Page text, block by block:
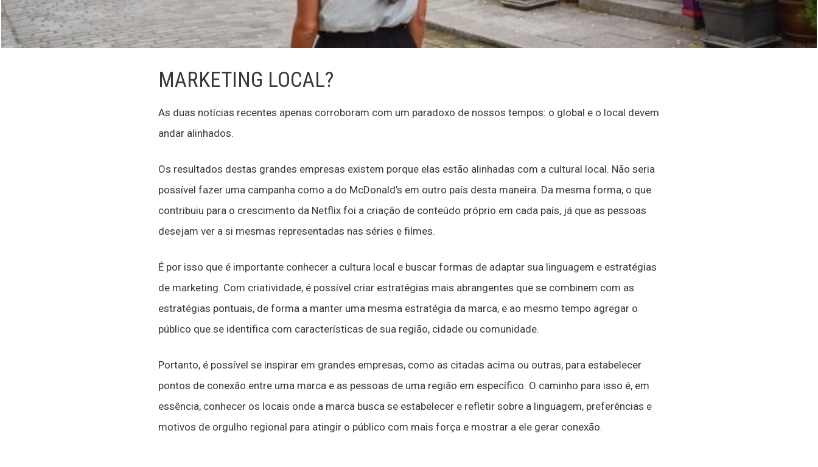
MARKETING LOCAL?
As duas notícias recentes apenas corroboram com um paradoxo de nossos tempos: o global e o local devem
andar alinhados.
Os resultados destas grandes empresas existem porque elas estão alinhadas com a cultural local. Não seria
possível fazer uma campanha como a do McDonald’s em outro país desta maneira. Da mesma forma, o que
contribuiu para o crescimento da Netflix foi a criação de conteúdo próprio em cada país, já que as pessoas
desejam ver a si mesmas representadas nas séries e filmes.
É por isso que é importante conhecer a cultura local e buscar formas de adaptar sua linguagem e estratégias
de marketing. Com criatividade, é possível criar estratégias mais abrangentes que se combinem com as
estratégias pontuais, de forma a manter uma mesma estratégia da marca, e ao mesmo tempo agregar o
público que se identifica com características de sua região, cidade ou comunidade.
Portanto, é possível se inspirar em grandes empresas, como as citadas acima ou outras, para estabelecer
pontos de conexão entre uma marca e as pessoas de uma região em específico. O caminho para isso é, em
essência, conhecer os locais onde a marca busca se estabelecer e refletir sobre a linguagem, preferências e
motivos de orgulho regional para atingir o público com mais força e mostrar a ele gerar conexão.